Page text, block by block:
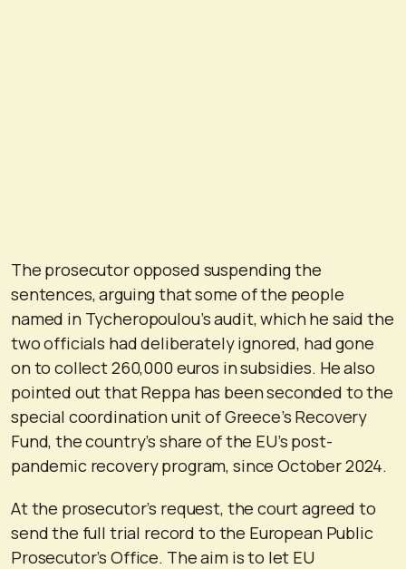
The prosecutor opposed suspending the
sentences, arguing that some of the people
named in Tycheropoulou’s audit, which he said the
two officials had deliberately ignored, had gone
on to collect 260,000 euros in subsidies. He also
pointed out that Reppa has been seconded to the
special coordination unit of Greece’s Recovery
Fund, the country’s share of the EU’s post-
pandemic recovery program, since October 2024.
At the prosecutor’s request, the court agreed to
send the full trial record to the European Public
Prosecutor’s Office. The aim is to let EU